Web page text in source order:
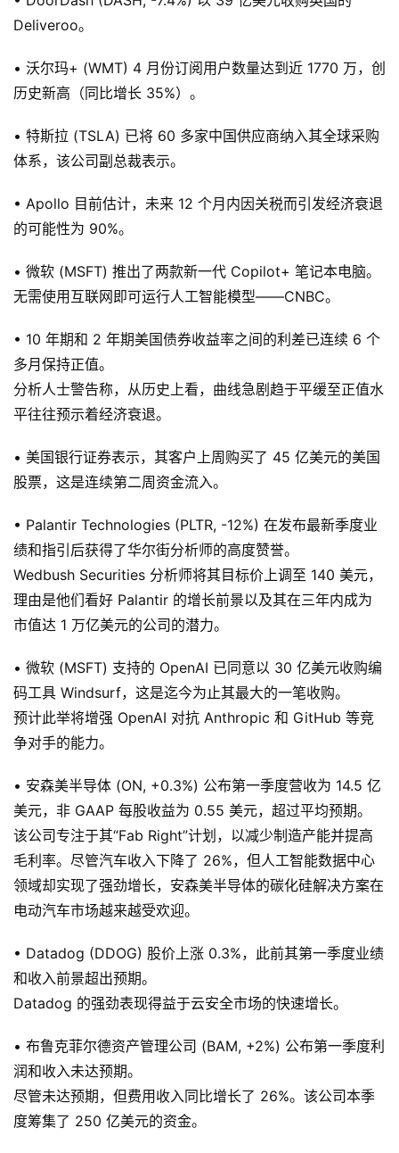
Deliveroo。
• 沃尔玛+ (WMT) 4 月份订阅用户数量达到近 1770 万，创
历史新高（同比增长 35%）。
• 特斯拉 (TSLA) 已将 60 多家中国供应商纳入其全球采购
体系，该公司副总裁表示。
• Apollo 目前估计，未来 12 个月内因关税而引发经济衰退
的可能性为 90%。
• 微软 (MSFT) 推出了两款新一代 Copilot+ 笔记本电脑。
无需使用互联网即可运行人工智能模型——CNBC。
• 10 年期和 2 年期美国债券收益率之间的利差已连续 6 个
多月保持正值。
分析人士警告称，从历史上看，曲线急剧趋于平缓至正值水
平往往预示着经济衰退。
• 美国银行证券表示，其客户上周购买了 45 亿美元的美国
股票，这是连续第二周资金流入。
• Palantir Technologies (PLTR, -12%) 在发布最新季度业
绩和指引后获得了华尔街分析师的高度赞誉。
Wedbush Securities 分析师将其目标价上调至 140 美元，
理由是他们看好 Palantir 的增长前景以及其在三年内成为
市值达 1 万亿美元的公司的潜力。
• 微软 (MSFT) 支持的 OpenAI 已同意以 30 亿美元收购编
码工具 Windsurf，这是迄今为止其最大的一笔收购。
预计此举将增强 OpenAI 对抗 Anthropic 和 GitHub 等竞
争对手的能力。
• 安森美半导体 (ON, +0.3%) 公布第一季度营收为 14.5 亿
美元，非 GAAP 每股收益为 0.55 美元，超过平均预期。
该公司专注于其“Fab Right”计划，以减少制造产能并提高
毛利率。尽管汽车收入下降了 26%，但人工智能数据中心
领域却实现了强劲增长，安森美半导体的碳化硅解决方案在
电动汽车市场越来越受欢迎。
• Datadog (DDOG) 股价上涨 0.3%，此前其第一季度业绩
和收入前景超出预期。
Datadog 的强劲表现得益于云安全市场的快速增长。
• 布鲁克菲尔德资产管理公司 (BAM, +2%) 公布第一季度利
润和收入未达预期。
尽管未达预期，但费用收入同比增长了 26%。该公司本季
度筹集了 250 亿美元的资金。